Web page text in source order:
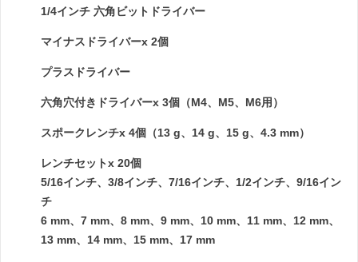
1/4インチ 六角ビットドライバー
マイナスドライバーx 2個
プラスドライバー
六角穴付きドライバーx 3個（M4、M5、M6用）
スポークレンチx 4個（13 g、14 g、15 g、4.3 mm）
レンチセットx 20個
5/16インチ、3/8インチ、7/16インチ、1/2インチ、9/16イン
チ
6 mm、7 mm、8 mm、9 mm、10 mm、11 mm、12 mm、
13 mm、14 mm、15 mm、17 mm